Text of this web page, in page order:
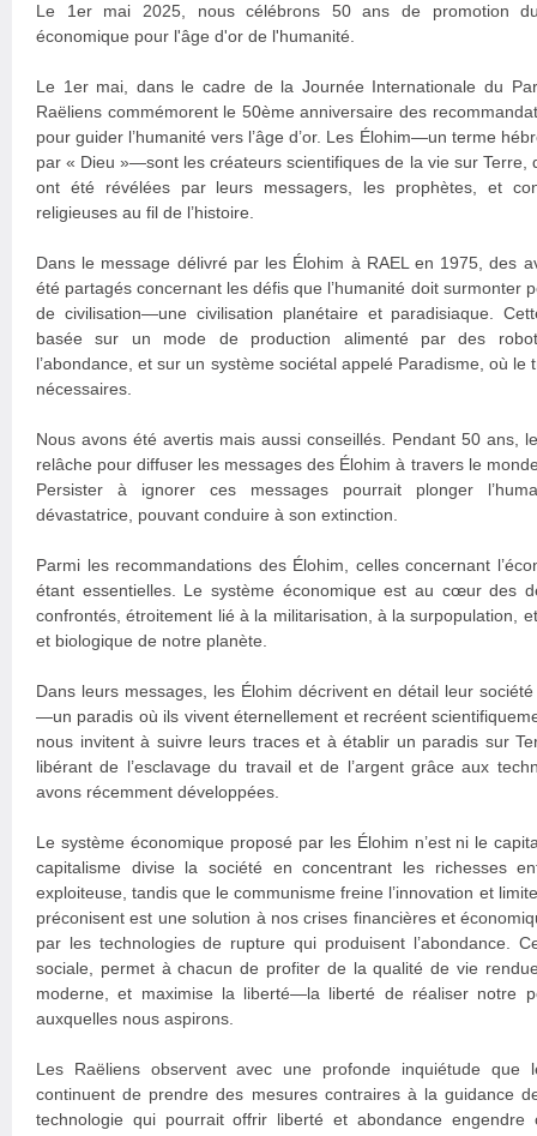
Le 1er mai 2025, nous célébrons 50 ans de promotion
économique pour l'âge d'or de l'humanité.
Le 1er mai, dans le cadre de la Journée Internationale du
Raëliens commémorent le 50ème anniversaire des
pour guider l’humanité vers l’âge d’or. Les Élohim—un terme
par « Dieu »—sont les créateurs scientifiques de la vie sur Terre,
ont été révélées par leurs messagers, les prophètes, et
religieuses au fil de l’histoire.
Dans le message délivré par les Élohim à RAEL en 1975, des
été partagés concernant les défis que l’humanité doit surmonter
de civilisation—une civilisation planétaire et paradisiaque.
basée sur un mode de production alimenté par des
l’abondance, et sur un système sociétal appelé Paradisme, où le
nécessaires.
Nous avons été avertis mais aussi conseillés. Pendant 50 ans,
relâche pour diffuser les messages des Élohim à travers le
Persister à ignorer ces messages pourrait plonger
dévastatrice, pouvant conduire à son extinction.
Parmi les recommandations des Élohim, celles concernant
étant essentielles. Le système économique est au cœur des
confrontés, étroitement lié à la militarisation, à la surpopulation,
et biologique de notre planète.
Dans leurs messages, les Élohim décrivent en détail leur
—un paradis où ils vivent éternellement et recréent
nous invitent à suivre leurs traces et à établir un paradis sur
libérant de l’esclavage du travail et de l’argent grâce aux
avons récemment développées.
Le système économique proposé par les Élohim n’est ni le
capitalisme divise la société en concentrant les richesses
exploiteuse, tandis que le communisme freine l’innovation et
préconisent est une solution à nos crises financières et
par les technologies de rupture qui produisent l’abondance.
sociale, permet à chacun de profiter de la qualité de vie
moderne, et maximise la liberté—la liberté de réaliser notre
auxquelles nous aspirons.
Les Raëliens observent avec une profonde inquiétude que
continuent de prendre des mesures contraires à la guidance
technologie qui pourrait offrir liberté et abondance engendre